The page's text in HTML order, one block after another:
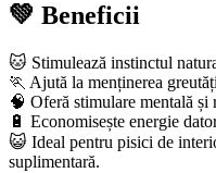
💚 Beneficii
🐱 Stimulează instinctul
🏃 Ajută la menținerea
🧠 Oferă stimulare mentală și
🔋 Economisește energie
😺 Ideal pentru pisici de
suplimentară.